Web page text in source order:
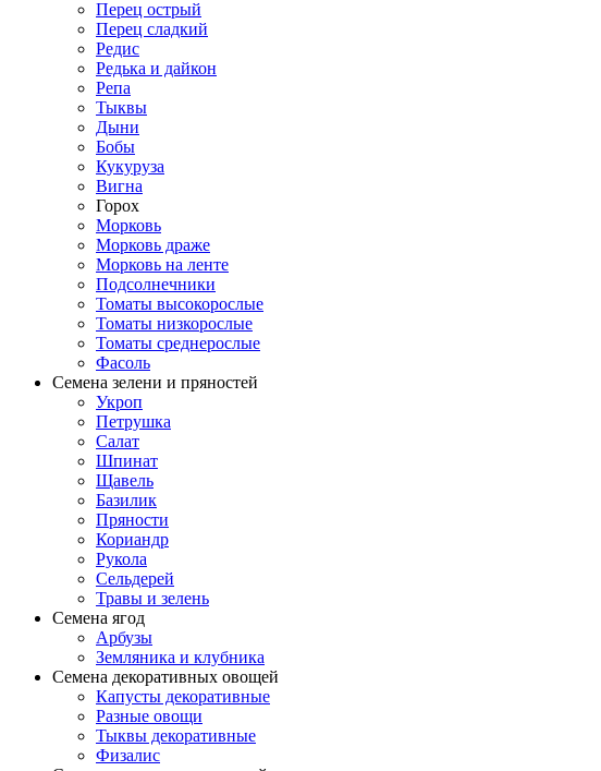
Перец острый
Перец сладкий
Редис
Редька и дайкон
Репа
Тыквы
Дыни
Бобы
Кукуруза
Вигна
Горох
Морковь
Морковь драже
Морковь на ленте
Подсолнечники
Томаты высокорослые
Томаты низкорослые
Томаты среднерослые
Фасоль
Семена зелени и пряностей
Укроп
Петрушка
Салат
Шпинат
Щавель
Базилик
Пряности
Кориандр
Рукола
Сельдерей
Травы и зелень
Семена ягод
Арбузы
Земляника и клубника
Семена декоративных овощей
Капусты декоративные
Разные овощи
Тыквы декоративные
Физалис